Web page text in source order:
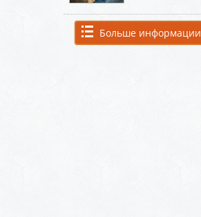
Больше информации